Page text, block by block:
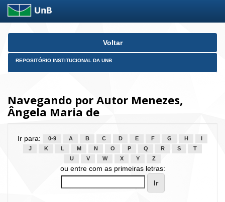
Skip
Voltar
REPOSITÓRIO INSTITUCIONAL DA UNB
Navegando por Autor Menezes,
Ângela Maria de
Ir para: 0-9 A B C D E F G H
J
K L M N O P Q R S
T
U
V W X Y Z
ou entre com as primeiras letras: